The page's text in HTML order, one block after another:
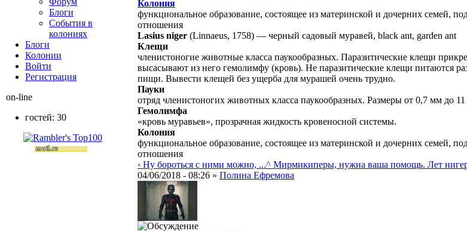
Колония
функциональное образование, состоящее из материнской и дочерних семей,
отношения
Lasius niger (Linnaeus, 1758) — черный садовый муравей, black ant, garden ant
Клещи
членистоногие животные класса паукообразных. Паразитические клещи
высасывают из него гемолимфу (кровь). Не паразитические клещи питаются
пищи. Вывести клещей без ущерба для мурашей очень трудно.
Пауки
отряд членистоногих животных класса паукообразных. Размеры от 0,7 мм до 11
Гемолимфа
«кровь муравьев», прозрачная жидкость кровеносной системы.
Колония
функциональное образование, состоящее из материнской и дочерних семей,
отношения
‹ Ну бороться с ними можно, ...^ Мирмикиперы, нужна ваша помощь. Лет
04/06/2018 - 08:26 » Полина Ефремова
Блоги
События в
колониях
Блоги
Колонии
Войти
Peгиcтpaция
on-line
гостей: 30